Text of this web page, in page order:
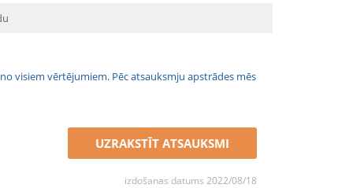
visiem vērtējumiem. Pēc atsauksmju apstrādes mēs
UZRAKSTĪT ATSAUKSMI
izdošanas datums 2022/08/18